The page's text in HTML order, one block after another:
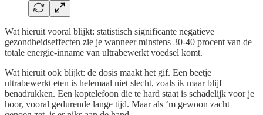
Wat hieruit vooral blijkt: statistisch significante negatieve
gezondheidseffecten zie je wanneer minstens 30-40 procent van de
totale energie-inname van ultrabewerkt voedsel komt.
Wat hieruit ook blijkt: de dosis maakt het gif. Een beetje
ultrabewerkt eten is helemaal niet slecht, zoals ik maar blijf
benadrukken. Een koptelefoon die te hard staat is schadelijk voor je
hoor, vooral gedurende lange tijd. Maar als ‘m gewoon zacht